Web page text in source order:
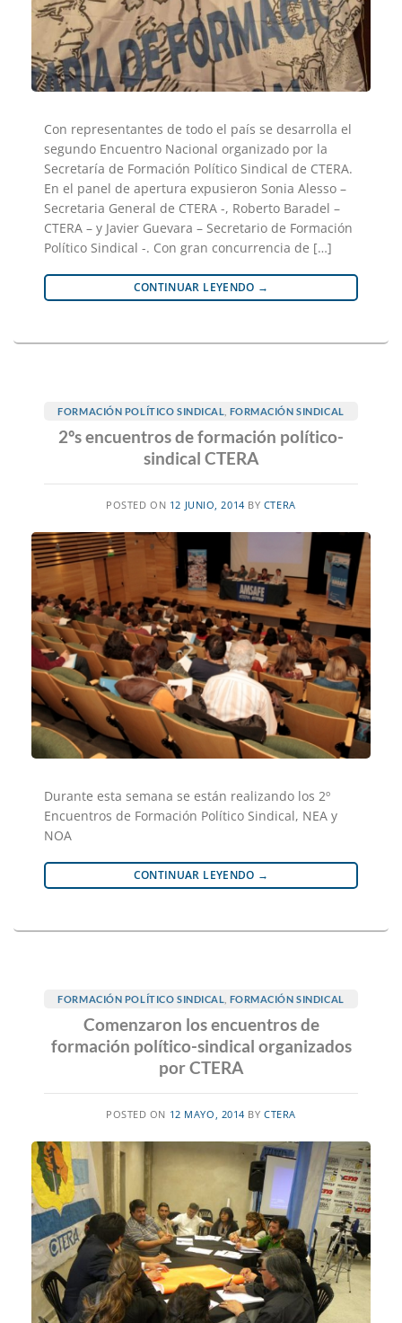
Con representantes de todo el país se desarrolla el
segundo Encuentro Nacional organizado por la
Secretaría de Formación Político Sindical de CTERA.
En el panel de apertura expusieron Sonia Alesso –
Secretaria General de CTERA -, Roberto Baradel –
CTERA – y Javier Guevara – Secretario de Formación
Político Sindical -. Con gran concurrencia de […]
CONTINUAR LEYENDO →
FORMACIÓN POLÍTICO SINDICAL FORMACIÓN SINDICAL
2ºs encuentros de formación político-
sindical CTERA
POSTED ON 12 JUNIO, 2014 BY CTERA
Durante esta semana se están realizando los 2º
Encuentros de Formación Político Sindical, NEA y
NOA
CONTINUAR LEYENDO →
FORMACIÓN POLÍTICO SINDICAL FORMACIÓN SINDICAL
Comenzaron los encuentros de
formación político-sindical organizados
por CTERA
POSTED ON 12 MAYO, 2014 BYCTERA